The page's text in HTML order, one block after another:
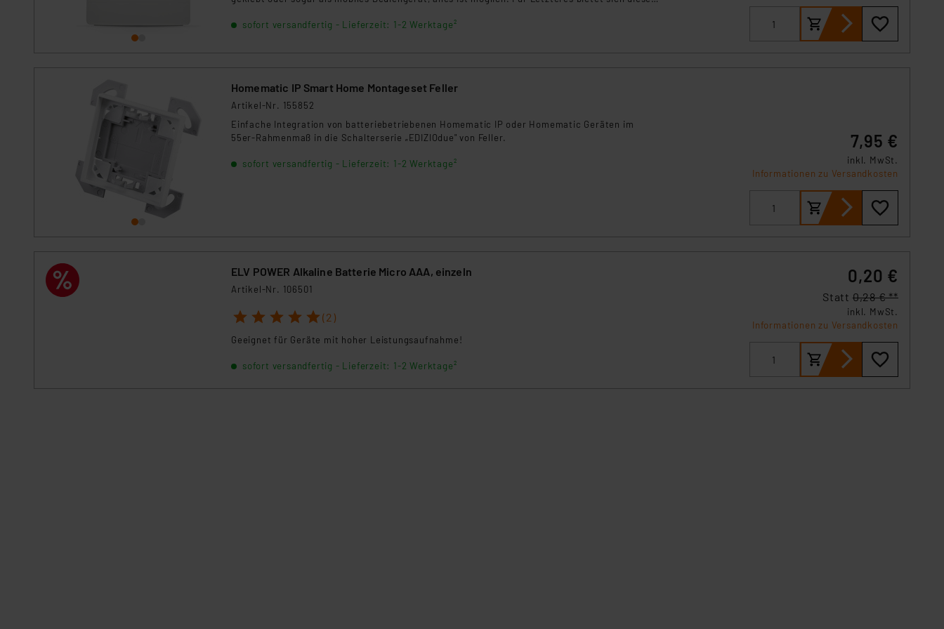
sofort versandfertig - Lieferzeit: 1-2 Werktage²
Homematic IP Smart Home Montageset Feller
Artikel-Nr. 155852
Einfache Integration von batteriebetriebenen Homematic IP oder Homematic Geräten im
55er-Rahmenmaß in die Schalterserie „EDIZIOdue" von Feller.
sofort versandfertig - Lieferzeit: 1-2 Werktage²
7,95 €
inkl. MwSt.
Informationen zu Versandkosten
ELV POWER Alkaline Batterie Micro AAA, einzeln
Artikel-Nr. 106501
1 2 3 4 5 (2)
Geeignet für Geräte mit hoher Leistungsaufnahme!
sofort versandfertig - Lieferzeit: 1-2 Werktage²
0,20 €
Statt 0,28 € **
inkl. MwSt.
Informationen zu Versandkosten